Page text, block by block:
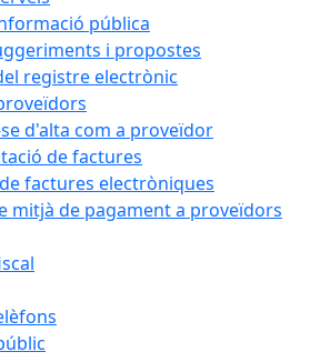
pública
i propostes
registre electrònic
d'alta com a proveïdor
de factures
factures electròniques
mitjà de pagament a proveïdors